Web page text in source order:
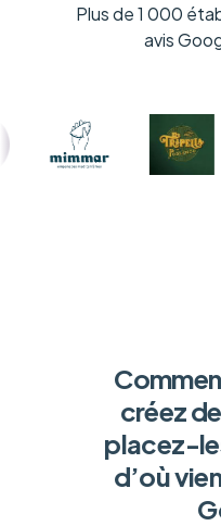
Plus de 1 000
avis
créez
placez-
d’où